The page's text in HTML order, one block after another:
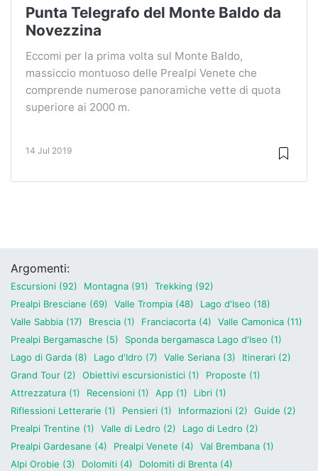
Punta Telegrafo del Monte Baldo da
Novezzina
Eccomi per la prima volta sul Monte Baldo,
massiccio montuoso delle Prealpi Venete che
comprende numerose panoramiche vette di quota
superiore ai 2000 m.
14 Jul 2019
Argomenti:
Escursioni (92) Montagna (91)
Trekking (92)
Prealpi Bresciane (69)
Valle Trompia (48)
Lago d'Iseo (18)
Valle Sabbia (17)
Brescia (1) Franciacorta (4)
Valle Camonica (11)
Prealpi Bergamasche (5)
Sponda bergamasca Lago d'Iseo (1)
Lago di Garda (8)
Lago d'Idro (7) Valle Seriana (3)
Itinerari (2)
Grand Tour (2)
Obiettivi escursionistici (1)
Proposte (1)
Attrezzatura (1)
Recensioni (1) App (1)
Libri (1)
Riflessioni Letterarie (1)
Pensieri (1) Informazioni (2)
Guide (2)
Prealpi Trentine (1)
Valle di Ledro (2)
Lago di Ledro (2)
Prealpi Gardesane (4)
Prealpi Venete (4)
Val Brembana (1)
Alpi Orobie (3)
Dolomiti (4)
Dolomiti di Brenta (4)